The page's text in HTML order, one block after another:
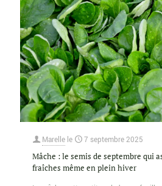
Marelle le 7 septembre 2025
Mâche : le semis de septembre qui
fraîches même en plein hiver